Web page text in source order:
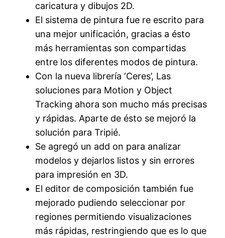
caricatura y dibujos 2D.
El sistema de pintura fue re escrito para
una mejor unificación, gracias a ésto
más herramientas son compartidas
entre los diferentes modos de pintura.
Con la nueva librería ‘Ceres’, Las
soluciones para Motion y Object
Tracking ahora son mucho más precisas
y rápidas. Aparte de ésto se mejoró la
solución para Tripié.
Se agregó un add on para analizar
modelos y dejarlos listos y sin errores
para impresión en 3D.
El editor de composición también fue
mejorado pudiendo seleccionar por
regiones permitiendo visualizaciones
más rápidas, restringiendo que es lo que